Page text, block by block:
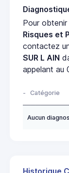
Pour obtenir
Risques et
contactez
SUR L AIN
appelant au
- Catégorie
Aucun
Historique